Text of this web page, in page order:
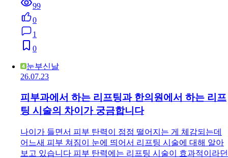
99
0
1
0
눈부신날
26.07.23
피부과에서 하는 리프팅과 한의원에서 하는 리프
팅 시술의 차이가 궁금합니다
나이가 들면서 피부 탄력이 점점 떨어지는 게 체감되는데
어느새 피부 쳐짐이 눈에 띄어서 리프팅 시술에 대해 알아
보고 있습니다 피부 탄력에는 리프팅 시술이 효과적이라던